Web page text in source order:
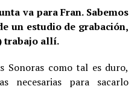
va para Fran. Sabemos
un estudio de grabación,
trabajo allí.
Sonoras como tal es duro,
necesarias para sacarlo